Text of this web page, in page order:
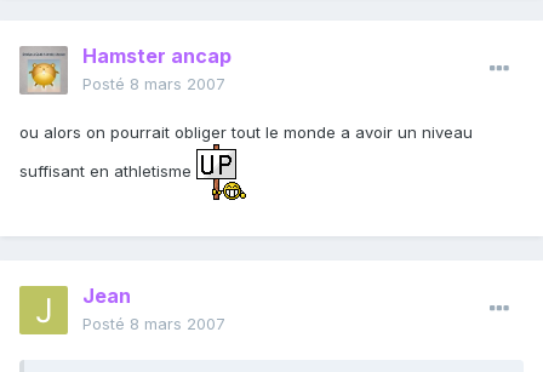
Hamster ancap
Posté 8 mars 2007
ou alors on pourrait obliger tout le monde a avoir un niveau
suffisant en athletisme
Jean
Posté 8 mars 2007